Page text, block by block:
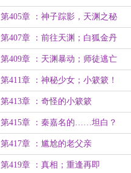
第405章 ：神子踪影，天渊之秘
第407章 ：前往天渊；白狐金丹
第409章 ：天渊暴动；师徒逃亡
第411章 ：神秘少女；小簌簌！
第413章 ：奇怪的小簌簌
第415章 ：秦嘉名的……坦白？
第417章 ：尴尬的老父亲
第419章 ：真相；重逢再即